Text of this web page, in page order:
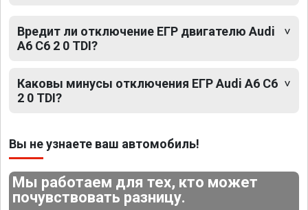
Вредит ли отключение ЕГР двигателю Audi
A6 C6 2 0 TDI?
Каковы минусы отключения ЕГР Audi A6 C6
2 0 TDI?
Вы не узнаете ваш автомобиль!
Мы работаем для тех, кто может
почувствовать разницу.